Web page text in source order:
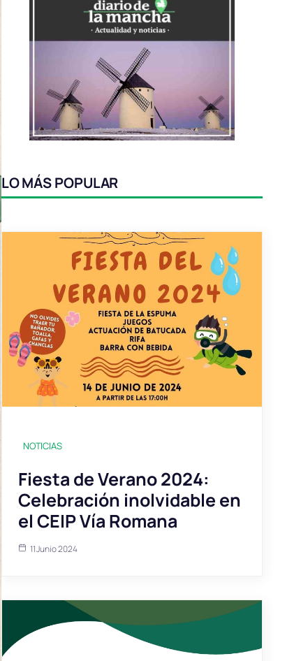
LO MÁS POPULAR
NOTICIAS
Fiesta de Verano 2024:
Celebración inolvidable en
el CEIP Vía Romana
11 Junio 2024